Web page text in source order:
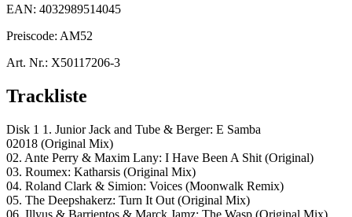
EAN: 4032989514045
Preiscode: AM52
Art. Nr.: X50117206-3
Trackliste
Disk 1 1. Junior Jack and Tube & Berger: E Samba
02018 (Original Mix)
02. Ante Perry & Maxim Lany: I Have Been A Shit (Original)
03. Roumex: Katharsis (Original Mix)
04. Roland Clark & Simion: Voices (Moonwalk Remix)
05. The Deepshakerz: Turn It Out (Original Mix)
06. Illyus & Barrientos & Marck Jamz: The Wasp (Original Mix)